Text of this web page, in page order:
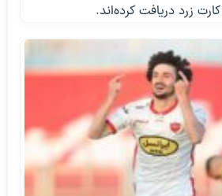
زرد دریافت کرده‌اند.